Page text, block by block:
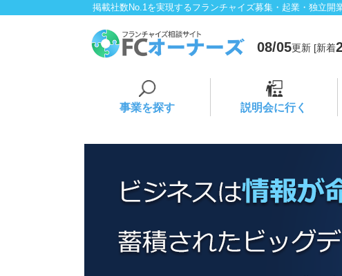
掲載社数No.1を実現するフランチャイズ募集・起業・独立開
08/05更新 [新着
事業を探す 説明会に行く